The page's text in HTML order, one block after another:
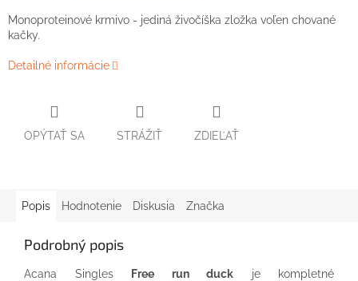
Monoproteinové krmivo - jediná živočíška zložka voľen chované
kačky.
Detailné informácie
OPÝTAŤ SA STRÁŽIŤ ZDIEĽAŤ
Popis Hodnotenie Diskusia Značka
Podrobný popis
Acana Singles Free run duck je kompletné